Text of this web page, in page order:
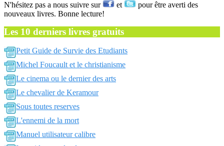
N'hésitez pas a nous suivre sur et
pour être averti des
nouveaux livres. Bonne lecture!
Les 10 derniers livres gratuits
Petit Guide de Survie des Etudiants
Michel Foucault et le christianisme
Le cinema ou le dernier des arts
Le chevalier de Keramour
Sous toutes reserves
L'ennemi de la mort
Manuel utilisateur calibre